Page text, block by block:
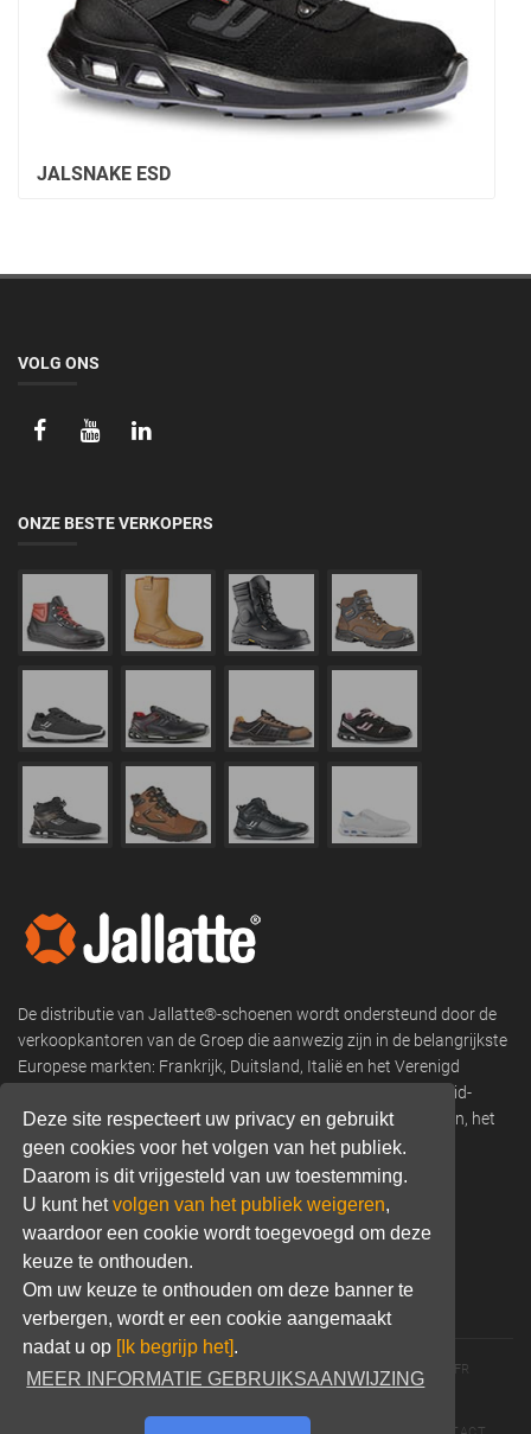
Deze site respecteert uw privacy en gebruikt
geen cookies voor het volgen van het publiek.
Daarom is dit vrijgesteld van uw toestemming.
U kunt hetvolgen van het publiek weigeren,
waardoor een cookie wordt toegevoegd om deze
keuze te onthouden.
Om uw keuze te onthouden om deze banner te
verbergen, wordt er een cookie aangemaakt
nadat u op [Ik begrijp het].
MEER INFORMATIE GEBRUIKSAANWIJZING
JALSNAKE ESD
VOLG ONS
ONZE BESTE VERKOPERS
De distributie van Jallatte®-schoenen wordt ondersteund door de
verkoopkantoren van de Groep die aanwezig zijn in de belangrijkste
Europese markten: Frankrijk, Duitsland, Italië en het Verenigd
Koninkrijk, en verkoopnetwerken in Scandinavië, Oost- en Zuid-
Europa, Afrika, Franse overzeese departementen en gebieden, het
Midden-Oosten, Noord- en Zuid-Amerika, Azië en Oceanië.
Phone: +33 (0) 466 806 300
Email:commercial@jallatte.fr
Website:www.jallatte.fr
© 2026 JALLATTE - ALL RIGHTS RESERVEDWWW.JALLATTE.FR